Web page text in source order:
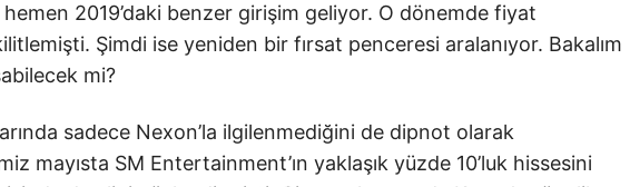
hemen 2019’daki benzer girişim geliyor. O dönemde fiyat
Şimdi ise yeniden bir fırsat penceresi aralanıyor. Bakalım
mi?
sadece Nexon’la ilgilenmediğini de dipnot olarak
mayısta SM Entertainment’ın yaklaşık yüzde 10’luk hissesini